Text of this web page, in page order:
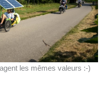
les mêmes valeurs :-)